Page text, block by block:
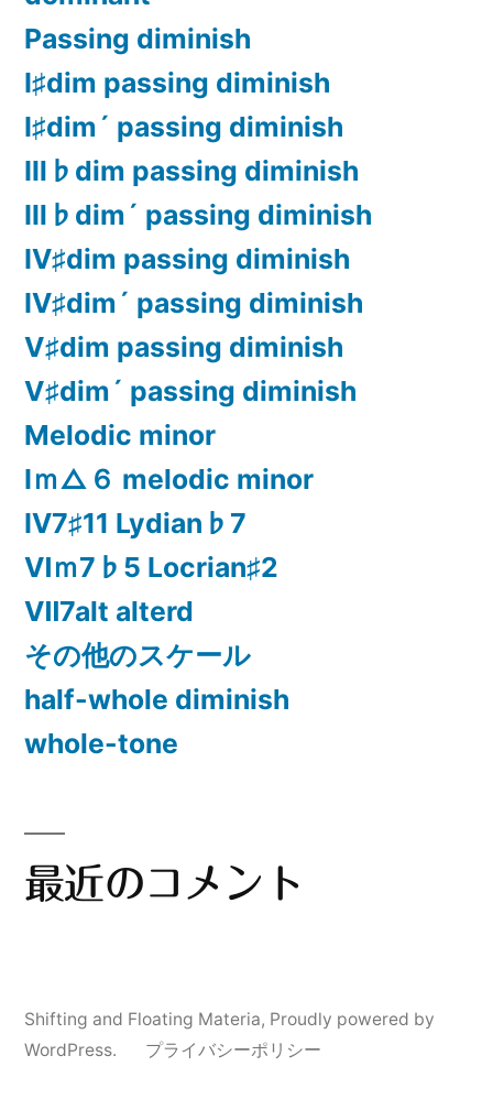
Passing diminish
Ⅰ♯dim passing diminish
Ⅰ♯dim´ passing diminish
Ⅲ♭dim passing diminish
Ⅲ♭dim´ passing diminish
Ⅳ♯dim passing diminish
Ⅳ♯dim´ passing diminish
Ⅴ♯dim passing diminish
Ⅴ♯dim´ passing diminish
Melodic minor
Ⅰｍ△６ melodic minor
Ⅳ7♯11 Lydian♭7
Ⅵｍ7♭5 Locrian♯2
Ⅶ7alt alterd
その他のスケール
half-whole diminish
whole-tone
最近のコメント
Shifting and Floating Materia, Proudly powered by
WordPress.
プライバシーポリシー